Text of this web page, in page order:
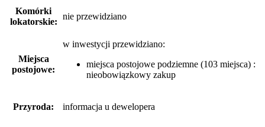
Komórki
lokatorskie:
nie przewidziano
Miejsca
postojowe:
w inwestycji przewidziano:
miejsca postojowe podziemne (103 miejsca) :
nieobowiązkowy zakup
Przyroda: informacja u dewelopera